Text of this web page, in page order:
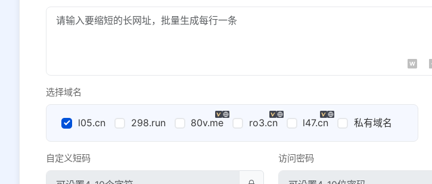
选择域名
l05.cn 298.run 80v.me ro3.cn l47.cn 私有域名
自定义短码 访问密码